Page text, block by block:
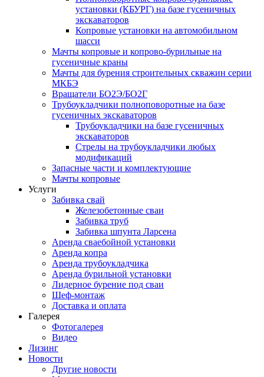
установки (КБУРГ) на базе гусеничных
экскаваторов
Копровые установки на автомобильном
шасси
Мачты копровые и копрово-бурильные на
гусеничные краны
Мачты для бурения строительных скважин серии
МКБЭ
Вращатели БО2Э/БО2Г
Трубоукладчики полноповоротные на базе
гусеничных экскаваторов
Трубоукладчики на базе гусеничных
экскаваторов
Стрелы на трубоукладчики любых
модификаций
Запасные части и комплектующие
Мачты копровые
Услуги
Забивка свай
Железобетонные сваи
Забивка труб
Забивка шпунта Ларсена
Аренда сваебойной установки
Аренда копра
Аренда трубоукладчика
Аренда бурильной установки
Лидерное бурение под сваи
Шеф-монтаж
Доставка и оплата
Галерея
Фотогалерея
Видео
Лизинг
Новости
Другие новости